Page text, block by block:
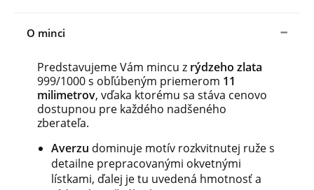
O minci
Predstavujeme Vám mincu z rýdzeho zlata
999/1000 s obľúbeným priemerom 11
milimetrov, vďaka ktorému sa stáva cenovo
dostupnou pre každého nadšeného
zberateľa.
Averzu dominuje motív rozkvitnutej ruže s
detailne prepracovanými okvetnými
lístkami, ďalej je tu uvedená hmotnosť a